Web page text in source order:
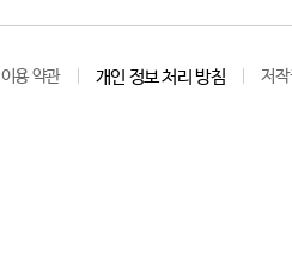
이용 약관 개인 정보 처리 방침 저